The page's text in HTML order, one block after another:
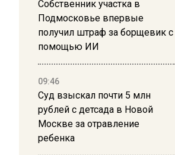
Собственник участка в
Подмосковье впервые
получил штраф за борщевик с
помощью ИИ
09:46
Суд взыскал почти 5 млн
рублей с детсада в Новой
Москве за отравление
ребенка